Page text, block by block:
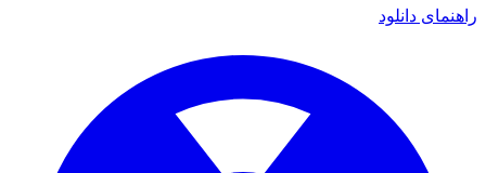
دانلود